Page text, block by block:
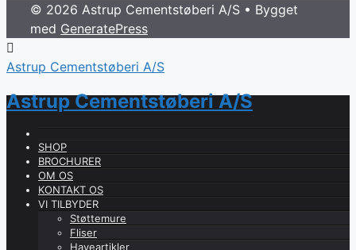
© 2026 Astrup Cementstøberi A/S • Bygget
med GeneratePress
Astrup Cementstøberi A/S
Astrup Cementstøberi A/S
SHOP
BROCHURER
OM OS
KONTAKT OS
VI TILBYDER
Støttemure
Fliser
Haveartikler